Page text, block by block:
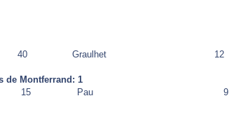
40 Graulhet 12
de Montferrand: 1
15 Pau 9